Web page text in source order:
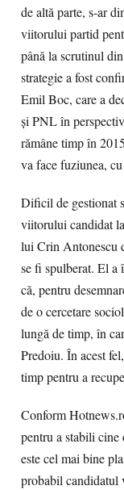
de altă parte, s-ar
viitorului partid
până la scrutinul
strategie a fost
Emil Boc, care a
şi PNL în
rămâne timp în
va face fuziunea,
Dificil de gestionat
viitorului candidat
lui Crin Antonescu
se fi spulberat. El a
că, pentru
de o cercetare
lungă de timp, în
Predoiu. În acest
timp pentru a
Conform
pentru a stabili
este cel mai bine
probabil candidatul